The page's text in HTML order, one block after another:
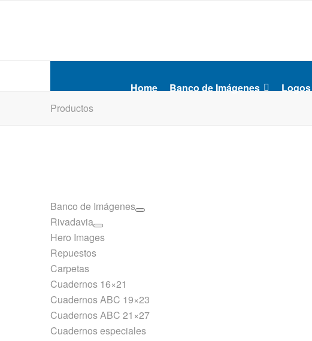
Home Banco de Imágenes Logos
Productos
Banco de Imágenes
Rivadavia
Hero Images
Repuestos
Carpetas
Cuadernos 16×21
Cuadernos ABC 19×23
Cuadernos ABC 21×27
Cuadernos especiales